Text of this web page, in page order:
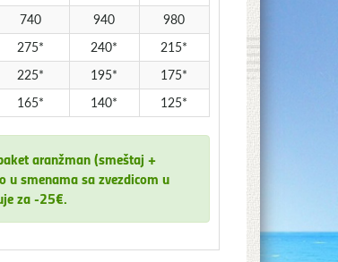
740 940
980
275* 240*
215*
225* 195*
175*
165* 140* 125*
aranžman (smeštaj +
u smenama sa zvezdicom u
za -25€.